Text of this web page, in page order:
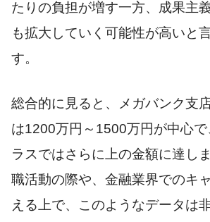
たりの負担が増す一方、成果主
も拡大していく可能性が高いと
す。
総合的に見ると、メガバンク支
は1200万円～1500万円が中心で
ラスではさらに上の金額に達し
職活動の際や、金融業界でのキ
える上で、このようなデータは